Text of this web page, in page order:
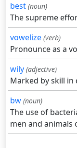
best (noun)
The supreme
vowelize (verb)
Pronounce as a
wily (adjective)
Marked by skill in
bw (noun)
The use of
men and animals